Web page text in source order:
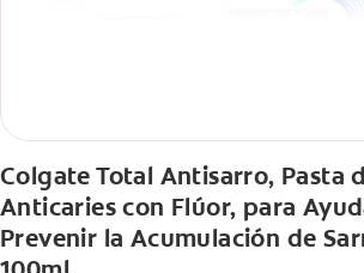
Colgate Total Antisarro, Pasta
Anticaries con Flúor, para
Prevenir la Acumulación de